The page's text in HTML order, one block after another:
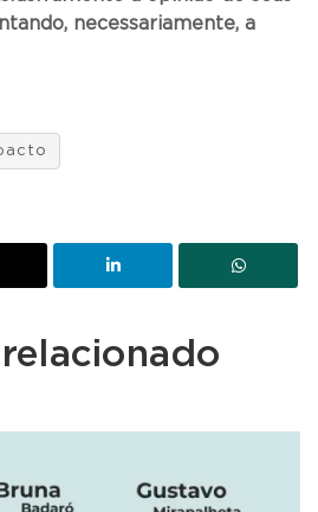
necessariamente, a